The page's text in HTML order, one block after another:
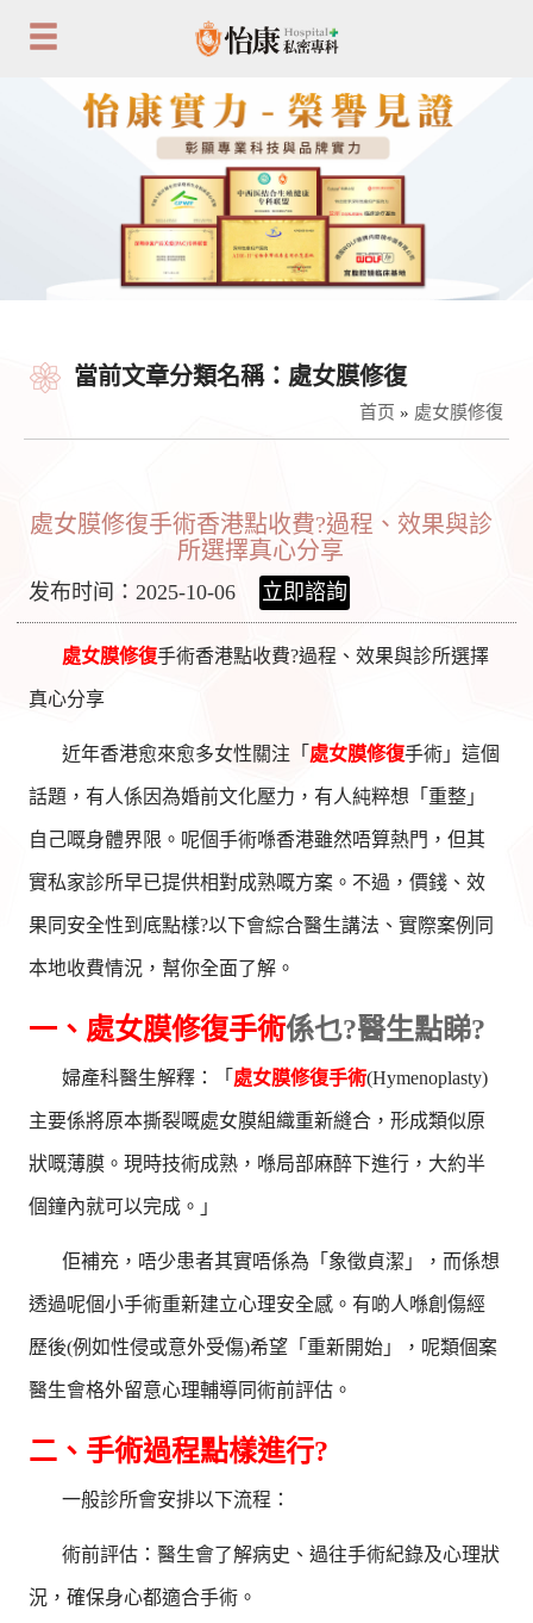
當前文章分類名稱：處女膜修復
首页 » 處女膜修復
處女膜修復手術香港點收費?過程、效果與診
所選擇真心分享
发布时间：2025-10-06 立即諮詢
處女膜修復手術香港點收費?過程、效果與診所選擇
真心分享
近年香港愈來愈多女性關注「 處女膜修復手術」這個
話題，有人係因為婚前文化壓力，有人純粹想「重整」
自己嘅身體界限。呢個手術喺香港雖然唔算熱門，但其
實私家診所早已提供相對成熟嘅方案。不過，價錢、效
果同安全性到底點樣?以下會綜合醫生講法、實際案例同
本地收費情況，幫你全面了解。
一、 處女膜修復手術係乜?醫生點睇?
婦產科醫生解釋：「 處女膜修復手術(Hymenoplasty)
主要係將原本撕裂嘅處女膜組織重新縫合，形成類似原
狀嘅薄膜。現時技術成熟，喺局部麻醉下進行，大約半
個鐘內就可以完成。」
佢補充，唔少患者其實唔係為「象徵貞潔」，而係想
透過呢個小手術重新建立心理安全感。有啲人喺創傷經
歷後(例如性侵或意外受傷)希望「重新開始」，呢類個案
醫生會格外留意心理輔導同術前評估。
二、手術過程點樣進行?
一般診所會安排以下流程：
術前評估：醫生會了解病史、過往手術紀錄及心理狀
況，確保身心都適合手術。